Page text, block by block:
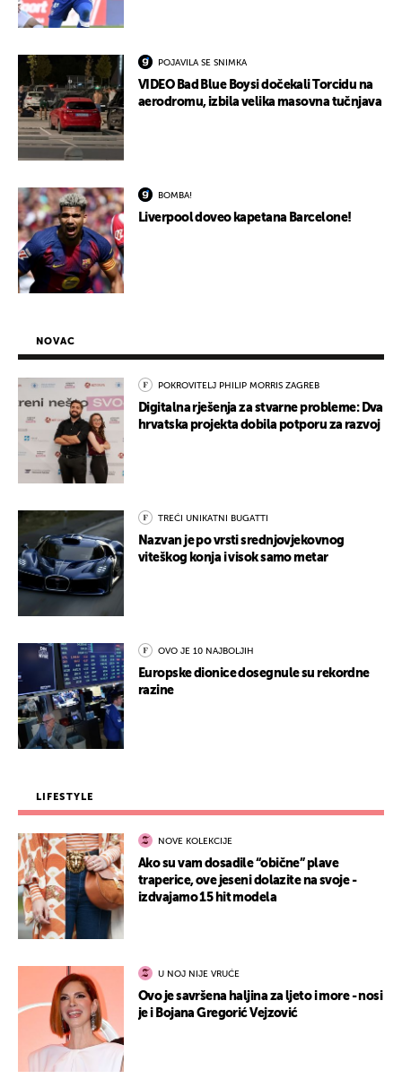
POJAVILA SE SNIMKA
VIDEO Bad Blue Boysi dočekali Torcidu na
aerodromu, izbila velika masovna tučnjava
BOMBA!
Liverpool doveo kapetana Barcelone!
NOVAC
POKROVITELJ PHILIP MORRIS ZAGREB
Digitalna rješenja za stvarne probleme: Dva
hrvatska projekta dobila potporu za razvoj
TREĆI UNIKATNI BUGATTI
Nazvan je po vrsti srednjovjekovnog
viteškog konja i visok samo metar
OVO JE 10 NAJBOLJIH
Europske dionice dosegnule su rekordne
razine
LIFESTYLE
NOVE KOLEKCIJE
Ako su vam dosadile “obične” plave
traperice, ove jeseni dolazite na svoje -
izdvajamo 15 hit modela
U NOJ NIJE VRUĆE
Ovo je savršena haljina za ljeto i more - nosi
je i Bojana Gregorić Vejzović